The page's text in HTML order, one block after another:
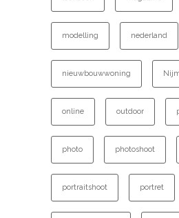
modelling nederland
nieuwbouwwoning
online outdoor
photo photoshoot
portraitshoot portret